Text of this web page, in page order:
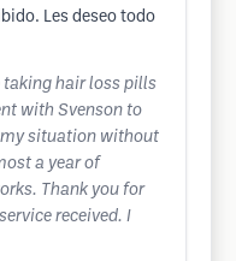
Les deseo todo
taking hair loss pills
with Svenson to
situation without
a year of
Thank you for
received. I